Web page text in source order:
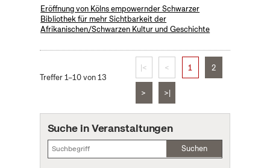
Eröffnung von Kölns empowernder Schwarzer
Bibliothek für mehr Sichtbarkeit der
Afrikanischen/Schwarzen Kultur und Geschichte
Treffer 1–10 von 13
|< < 1 2
> >|
Suche in Veranstaltungen
Suchen